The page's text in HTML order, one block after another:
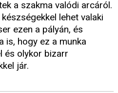
a szakma valódi arcáról.
lehet valaki
ezen a pályán, és
is, hogy ez a munka
és olykor bizarr
jár.